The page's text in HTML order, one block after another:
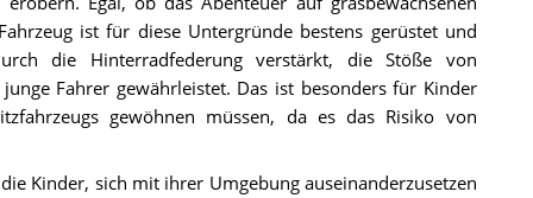
ist für diese Untergründe bestens gerüstet und
die Hinterradfederung verstärkt, die Stöße von
Fahrer gewährleistet. Das ist besonders für Kinder
gewöhnen müssen, da es das Risiko von
Kinder, sich mit ihrer Umgebung auseinanderzusetzen